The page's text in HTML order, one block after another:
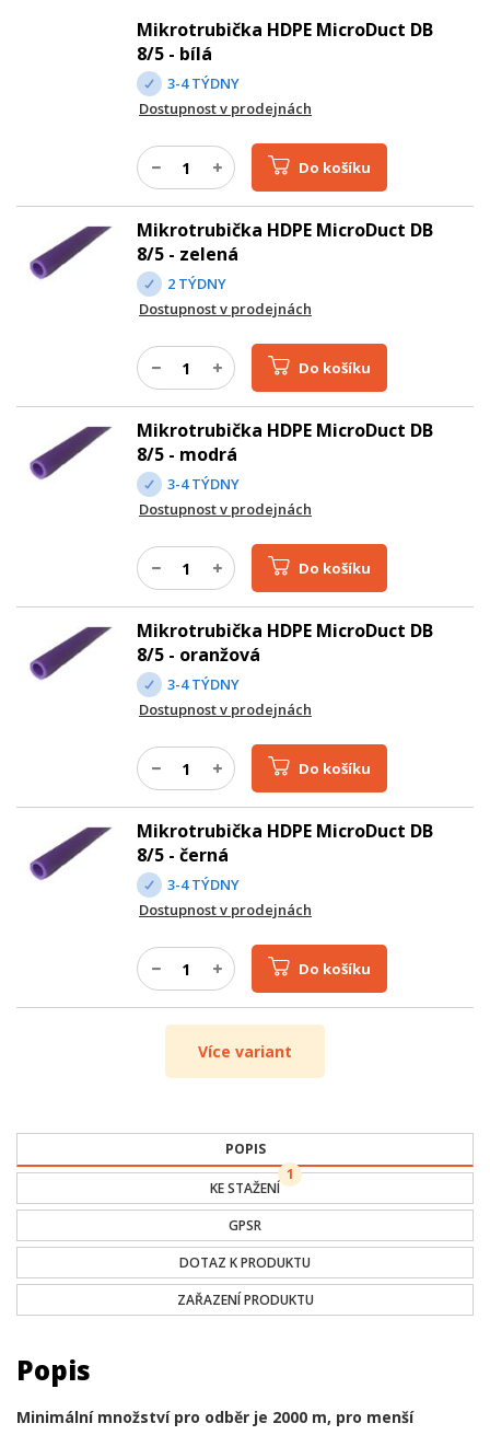
Mikrotrubička HDPE MicroDuct DB
8/5 - bílá
3-4 TÝDNY
Dostupnost v prodejnách
Do košíku
Mikrotrubička HDPE MicroDuct DB
8/5 - zelená
2 TÝDNY
Dostupnost v prodejnách
Do košíku
Mikrotrubička HDPE MicroDuct DB
8/5 - modrá
3-4 TÝDNY
Dostupnost v prodejnách
Do košíku
Mikrotrubička HDPE MicroDuct DB
8/5 - oranžová
3-4 TÝDNY
Dostupnost v prodejnách
Do košíku
Mikrotrubička HDPE MicroDuct DB
8/5 - černá
3-4 TÝDNY
Dostupnost v prodejnách
Do košíku
Více variant
POPIS
KE STAŽENÍ
1
GPSR
DOTAZ K PRODUKTU
ZAŘAZENÍ PRODUKTU
Popis
Minimální množství pro odběr je 2000 m, pro menší